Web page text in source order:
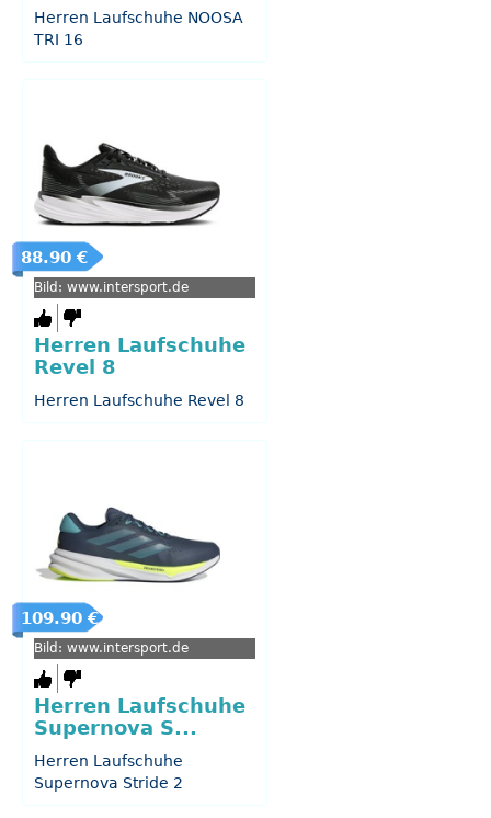
Herren Laufschuhe NOOSA
TRI 16
88.90 €
Bild: www.intersport.de
Herren Laufschuhe
Revel 8
Herren Laufschuhe Revel 8
109.90 €
Bild: www.intersport.de
Herren Laufschuhe
Supernova S...
Herren Laufschuhe
Supernova Stride 2